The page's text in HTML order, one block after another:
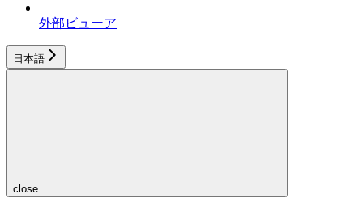
外部ビューア
日本語
close